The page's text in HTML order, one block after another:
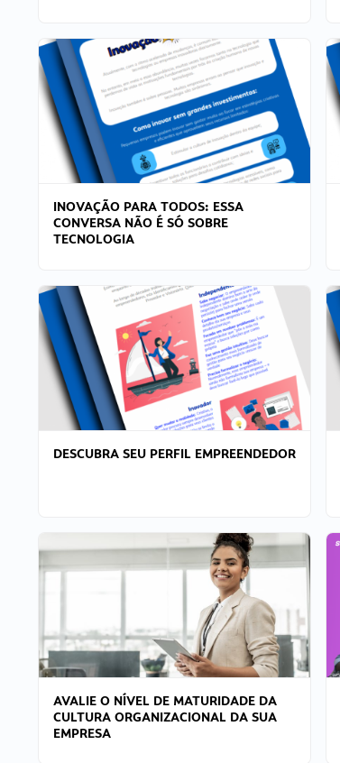
INOVAÇÃO PARA TODOS: ESSA
CONVERSA NÃO É SÓ SOBRE
TECNOLOGIA
DESCUBRA SEU PERFIL EMPREENDEDOR
AVALIE O NÍVEL DE MATURIDADE DA
CULTURA ORGANIZACIONAL DA SUA
EMPRESA